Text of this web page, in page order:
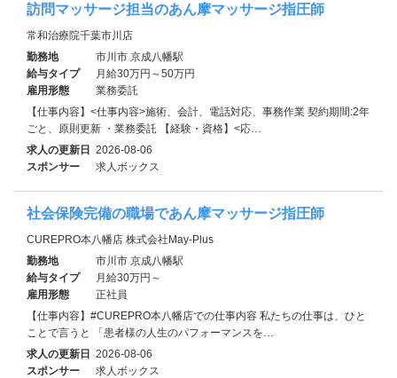
訪問マッサージ担当のあん摩マッサージ指圧師
常和治療院千葉市川店
勤務地
市川市 京成八幡駅
給与タイプ
月給30万円～50万円
雇用形態
業務委託
【仕事内容】<仕事内容>施術、会計、電話対応、事務作業 契約期間:2年
ごと、原則更新 ・業務委託 【経験・資格】<応…
求人の更新日 2026-08-06
スポンサー
求人ボックス
社会保険完備の職場であん摩マッサージ指圧師
CUREPRO本八幡店 株式会社May-Plus
勤務地
市川市 京成八幡駅
給与タイプ
月給30万円～
雇用形態
正社員
【仕事内容】#CUREPRO本八幡店での仕事内容 私たちの仕事は、ひと
ことで言うと 「患者様の人生のパフォーマンスを…
求人の更新日 2026-08-06
スポンサー
求人ボックス